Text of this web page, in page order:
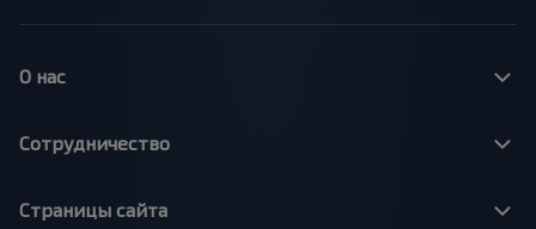
О нас
Сотрудничество
Страницы сайта